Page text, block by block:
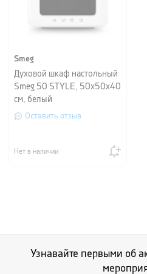
Smeg
Духовой шкаф настольный
Smeg 50 STYLE, 50х50х40
см, белый
Оставить отзыв
Нет в наличии
Узнавайте первыми об